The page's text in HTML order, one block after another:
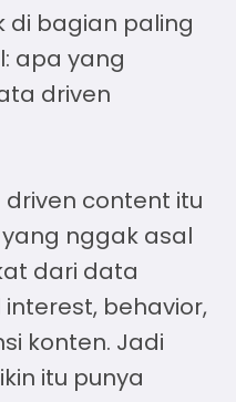
di bagian paling
apa yang
driven
content itu
nggak asal
dari data
behavior,
konten. Jadi
itu punya